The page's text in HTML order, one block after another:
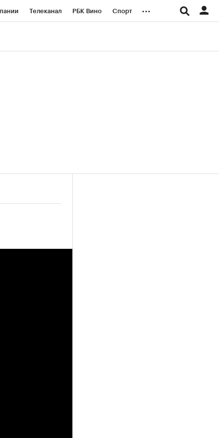
Телеканал РБК Вино Спорт ...